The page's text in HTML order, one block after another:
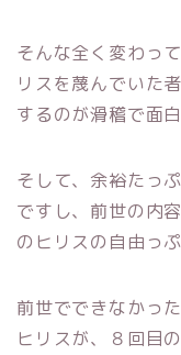
そんな全く変わっ
リスを蔑んでいた
するのが滑稽で面白
そして、余裕たっ
ですし、前世の内
のヒリスの自由っ
前世でできなかっ
ヒリスが、８回目